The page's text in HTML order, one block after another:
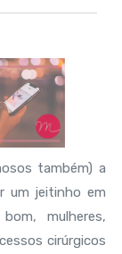
também) a
um jeitinho em
mulheres,
cirúrgicos